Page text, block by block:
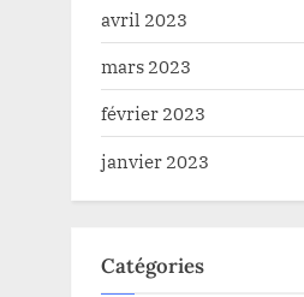
avril 2023
mars 2023
février 2023
janvier 2023
Catégories